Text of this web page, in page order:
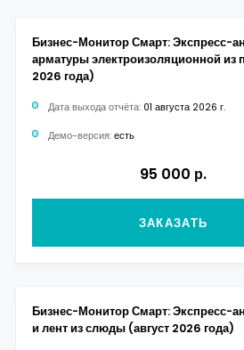
Бизнес-Монитор Смарт: Экспресс-
арматуры электроизоляционной из
2026 года)
Дата выхода отчёта: 01 августа 2026 г.
Демо-версия: есть
95 000 р.
ЗАКАЗАТЬ
Бизнес-Монитор Смарт: Экспресс-
и лент из слюды (август 2026 года)